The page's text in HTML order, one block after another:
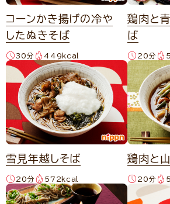
コーンかき揚げの冷や
したぬきそば
30分 449kcal
鶏肉と
ば
20分
雪見年越しそば
20分 572kcal
鶏肉と
20分